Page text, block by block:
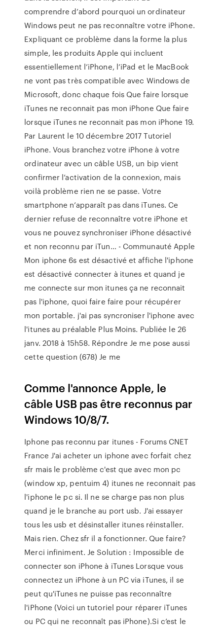
comprendre d’abord pourquoi un ordinateur
Windows peut ne pas reconnaître votre iPhone.
Expliquant ce problème dans la forme la plus
simple, les produits Apple qui incluent
essentiellement l’iPhone, l’iPad et le MacBook
ne vont pas très compatible avec Windows de
Microsoft, donc chaque fois Que faire lorsque
iTunes ne reconnait pas mon iPhone Que faire
lorsque iTunes ne reconnait pas mon iPhone 19.
Par Laurent le 10 décembre 2017 Tutoriel
iPhone. Vous branchez votre iPhone à votre
ordinateur avec un câble USB, un bip vient
confirmer l’activation de la connexion, mais
voilà problème rien ne se passe. Votre
smartphone n’apparaît pas dans iTunes. Ce
dernier refuse de reconnaître votre iPhone et
vous ne pouvez synchroniser iPhone désactivé
et non reconnu par iTun… - Communauté Apple
Mon iphone 6s est désactivé et affiche l'iphone
est désactivé connecter à itunes et quand je
me connecte sur mon itunes ça ne reconnait
pas l'iphone, quoi faire faire pour récupérer
mon portable. j'ai pas syncroniser l'iphone avec
l'itunes au préalable Plus Moins. Publiée le 26
janv. 2018 à 15h58. Répondre Je me pose aussi
cette question (678) Je me
Comme l'annonce Apple, le
câble USB pas être reconnus par
Windows 10/8/7.
Iphone pas reconnu par itunes - Forums CNET
France J'ai acheter un iphone avec forfait chez
sfr mais le problème c'est que avec mon pc
(window xp, pentuim 4) itunes ne reconnait pas
l'iphone le pc si. Il ne se charge pas non plus
quand je le branche au port usb. J'ai essayer
tous les usb et désinstaller itunes réinstaller.
Mais rien. Chez sfr il a fonctionner. Que faire?
Merci infiniment. Je Solution : Impossible de
connecter son iPhone à iTunes Lorsque vous
connectez un iPhone à un PC via iTunes, il se
peut qu'iTunes ne puisse pas reconnaître
l'iPhone (Voici un tutoriel pour réparer iTunes
ou PC qui ne reconnaît pas iPhone).Si c’est le